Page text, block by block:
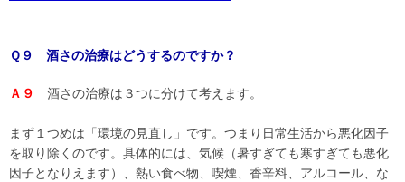
Ｑ９ 酒さの治療はどうするのですか？
Ａ９ 酒さの治療は３つに分けて考えます。
まず１つめは「環境の見直し」です。つまり日常生活から悪化因子
を取り除くのです。具体的には、気候（暑すぎても寒すぎても悪化
因子となりえます）、熱い食べ物、喫煙、香辛料、アルコール、な